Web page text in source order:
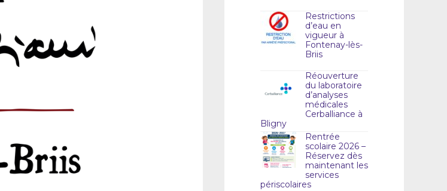
Restrictions
d’eau en
vigueur à
Fontenay-lès-
Briis
Réouverture
du laboratoire
d’analyses
médicales
Cerballiance à
Bligny
Rentrée
scolaire 2026 –
Réservez dès
maintenant les
services
périscolaires